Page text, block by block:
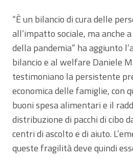
“È un bilancio di cura delle
all’impatto sociale, ma anche
della pandemia” ha aggiunto
bilancio e al welfare Daniele
testimoniano la persistente
economica delle famiglie, con
buoni spesa alimentari e il
distribuzione di pacchi di cibo
centri di ascolto e di aiuto.
queste fragilità deve quindi